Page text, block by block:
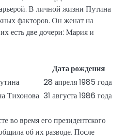
В личной жизни Путина
факторов. Он женат на
есть две дочери: Мария и
Дата рождения
28 апреля 1985 года
Тихонова 31 августа 1986 года
во время его президентского
об их разводе. После